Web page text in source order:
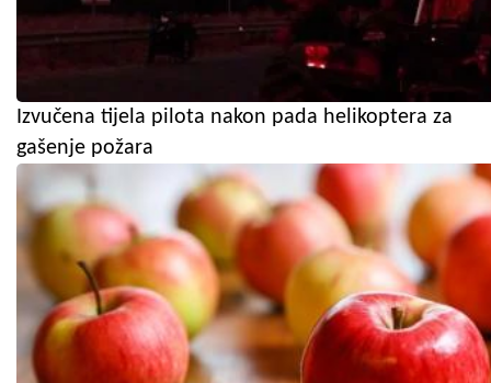
Izvučena tijela pilota nakon pada helikoptera za
gašenje požara